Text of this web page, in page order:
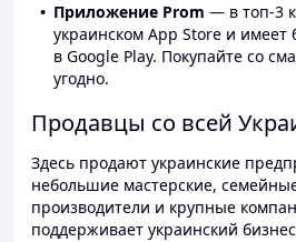
Приложение Prom — в топ-3
украинском App Store и имеет
в Google Play. Покупайте со
угодно.
Продавцы со всей
Здесь продают украинские
небольшие мастерские,
производители и крупные
поддерживает украинский